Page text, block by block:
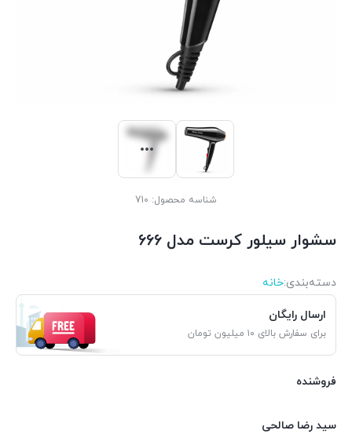
شناسه محصول: 710
سشوار سیلور کرست مدل 666
دسته‌بندی‌:خانه
ارسال رایگان
برای سفارش بالای ۱۰ میلیون تومان
فروشنده
سید رضا صالحی